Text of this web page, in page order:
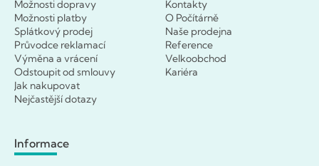
Možnosti dopravy
Možnosti platby
Splátkový prodej
Průvodce reklamací
Výměna a vrácení
Odstoupit od smlouvy
Jak nakupovat
Nejčastější dotazy
Kontakty
O Počítárně
Naše prodejna
Reference
Velkoobchod
Kariéra
Informace